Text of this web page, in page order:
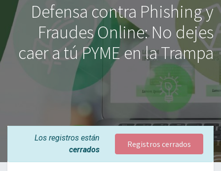
Defensa contra Phishing y
Fraudes Online: No dejes
caer a tú PYME en la Trampa
Los registros están
cerrados
Registros cerrados